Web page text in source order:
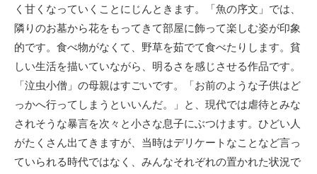
く甘くなっていくことにじんときます。「魚の序文」では、
隣りのお墓から花をもってきて部屋に飾って楽しむ姿が印象
的です。食べ物がなくて、野草を茹でて食べたりします。貧
しい生活を描いていながら、明るさを感じさせる作品です。
「泣虫小僧」の母親はすごいです。「お前のような子供はど
っかへ行ってしまうといいんだ。」と、現代では虐待とみな
されそうな暴言を次々と小さな息子にぶつけます。ひどい人
がたくさん出てきますが、当時はデリケートなことなど言っ
ていられる時代ではなく、みんなそれぞれの置かれた状況で